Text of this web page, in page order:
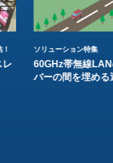
レ
ソリューション特集
60GHz帯無線
バーの間を埋める